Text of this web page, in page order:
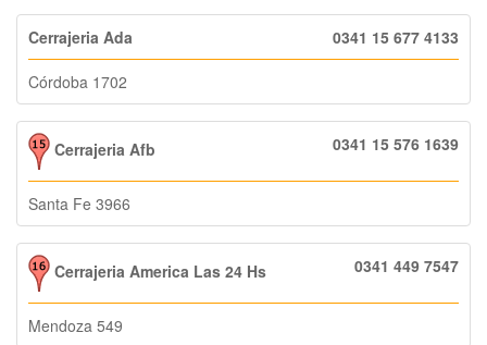
Cerrajeria Ada 0341 15 677 4133
Córdoba 1702
Cerrajeria Afb 0341 15 576 1639
Santa Fe 3966
Cerrajeria America Las 24 Hs 0341 449 7547
Mendoza 549